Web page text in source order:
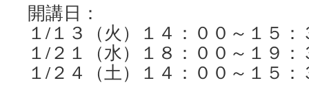
開講日：
１/１３（火）１４：００～１５：
１/２１（水）１８：００～１９：
１/２４（土）１４：００～１５：